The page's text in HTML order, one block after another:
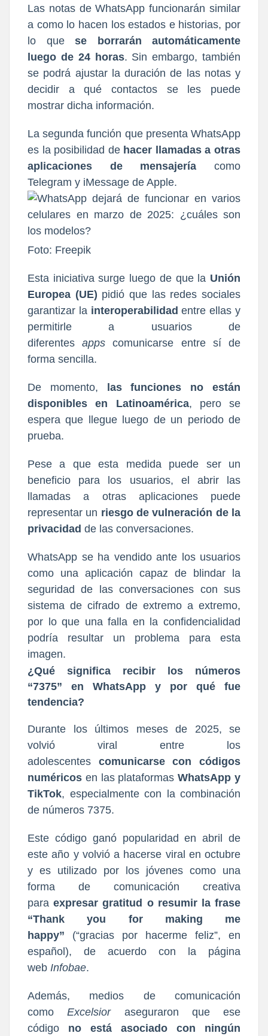
Las notas de WhatsApp funcionarán similar
a como lo hacen los estados e historias, por
lo que
se borrarán automáticamente
luego de 24 horas. Sin embargo, también
se podrá ajustar la duración de las notas y
decidir a qué contactos se les puede
mostrar dicha información.
La segunda función que presenta WhatsApp
es la posibilidad de hacer llamadas a otras
aplicaciones de mensajería
como
Telegram y iMessage de Apple.
Foto: Freepik
Esta iniciativa surge luego de que la Unión
Europea (UE) pidió que las redes sociales
garantizar la interoperabilidad entre ellas y
permitirle a usuarios de
diferentes
apps
comunicarse entre sí de
forma sencilla.
De momento,
las funciones no están
disponibles en Latinoamérica, pero se
espera que llegue luego de un periodo de
prueba.
Pese a que esta medida puede ser un
beneficio para los usuarios, el abrir las
llamadas a otras aplicaciones puede
representar un riesgo de vulneración de la
privacidad de las conversaciones.
WhatsApp se ha vendido ante los usuarios
como una aplicación capaz de blindar la
seguridad de las conversaciones con sus
sistema de cifrado de extremo a extremo,
por lo que una falla en la confidencialidad
podría resultar un problema para esta
imagen.
¿Qué significa recibir los números
“7375” en WhatsApp y por qué fue
tendencia?
Durante los últimos meses de 2025, se
volvió viral entre los
adolescentes
comunicarse con códigos
numéricos en las plataformas WhatsApp y
TikTok, especialmente con la combinación
de números 7375.
Este código ganó popularidad en abril de
este año y volvió a hacerse viral en octubre
y es utilizado por los jóvenes como una
forma de comunicación creativa
para expresar gratitud o resumir la frase
“Thank you for making me
happy”
(“gracias por hacerme feliz”, en
español), de acuerdo con la página
web Infobae.
Además, medios de comunicación
como
Excelsior
aseguraron que ese
código
no está asociado con ningún